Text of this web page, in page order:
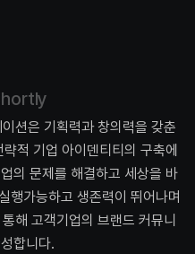
hortly
션은 기획력과 창의력을 갖춘
적 기업 아이덴티티의 구축에
의 문제를 해결하고 세상을 바
행가능하고 생존력이 뛰어나며
해 고객기업의 브랜드 커뮤니
합니다.